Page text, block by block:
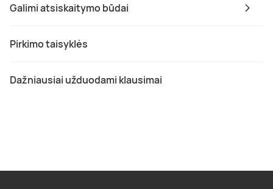
Galimi atsiskaitymo būdai
Pirkimo taisyklės
Dažniausiai užduodami klausimai